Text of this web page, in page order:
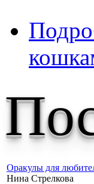
Оракулы для
Нина Стрелкова